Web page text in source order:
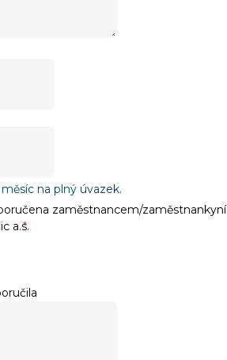
na plný úvazek.
zaměstnancem/zaměstnankyní
a.s.
*